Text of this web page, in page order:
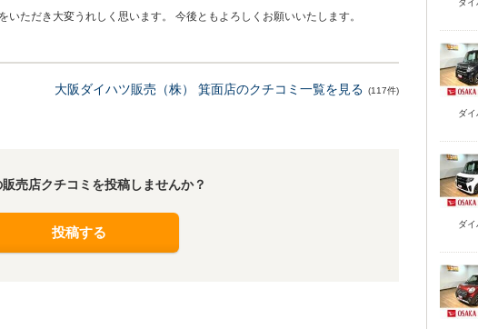
ただき大変うれしく思います。 今後ともよろしくお願いいたします。
大阪ダイハツ販売（株） 箕面店のクチコミ一覧を見る (117件)
売店クチコミを投稿しませんか？
投稿する
ダイ
ダイ
ダイ